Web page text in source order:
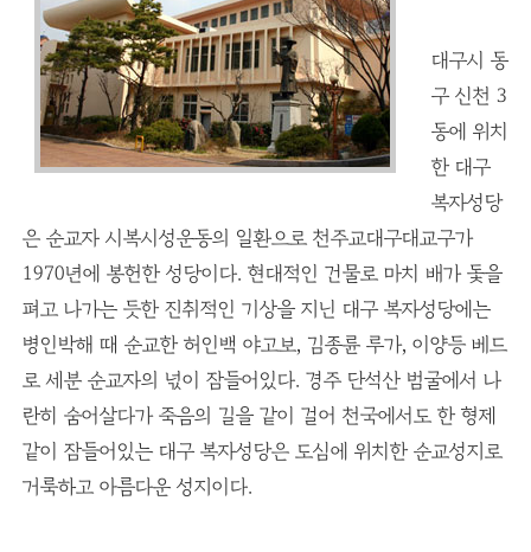
대구시 동
구 신천 3
동에 위치
한 대구
복자성당
은 순교자 시복시성운동의 일환으로 천주교대구대교구가
1970년에 봉헌한 성당이다. 현대적인 건물로 마치 배가 돛을
펴고 나가는 듯한 진취적인 기상을 지닌 대구 복자성당에는
병인박해 때 순교한 허인백 야고보, 김종륜 루가, 이양등 베드
로 세분 순교자의 넋이 잠들어있다. 경주 단석산 범굴에서 나
란히 숨어살다가 죽음의 길을 같이 걸어 천국에서도 한 형제
같이 잠들어있는 대구 복자성당은 도심에 위치한 순교성지로
거룩하고 아름다운 성지이다.